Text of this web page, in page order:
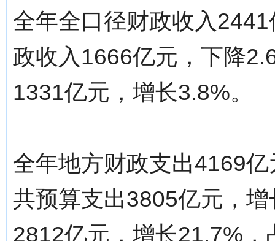
全年全口径财政收入
政收入1666亿元，下降
1331亿元，增长3.8%。
全年地方财政支出4169
共预算支出3805亿元，
2812亿元，增长21.7%